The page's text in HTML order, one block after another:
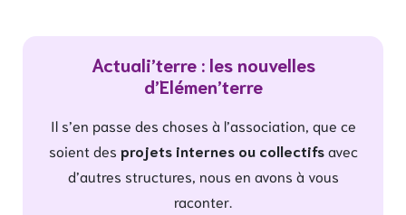
Actuali’terre : les nouvelles
d’Elémen’terre
Il s’en passe des choses à l’association, que ce
soient des projets internes ou collectifsavec
d’autres structures, nous en avons à vous
raconter.